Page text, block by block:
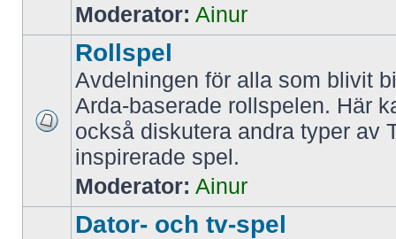
Moderator: Ainur
Rollspel
Avdelningen för alla som blivit
Arda-baserade rollspelen. Här
också diskutera andra typer av
inspirerade spel.
Moderator: Ainur
Dator- och tv-spel